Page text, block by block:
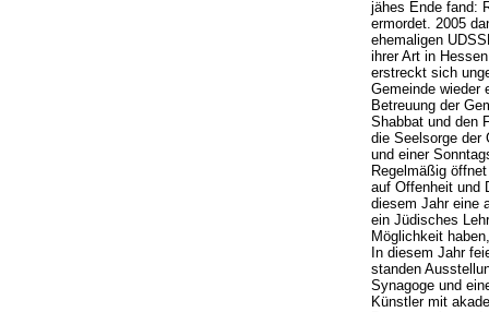
jähes Ende fand:
ermordet. 2005
ehemaligen
ihrer Art in
erstreckt sich
Gemeinde wieder
Betreuung der
Shabbat und den
die Seelsorge der
und einer
Regelmäßig
auf Offenheit und
diesem Jahr eine
ein Jüdisches
Möglichkeit
In diesem Jahr
standen
Synagoge und
Künstler mit